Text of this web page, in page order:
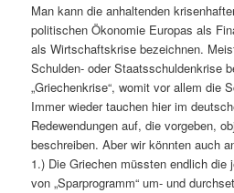
Man kann die anhaltenden
politischen Ökonomie Europas als
als Wirtschaftskrise bezeichnen.
Schulden- oder Staatsschuldenkrise
„Griechenkrise“, womit vor allem die
Immer wieder tauchen hier im
Redewendungen auf, die vorgeben,
beschreiben. Aber wir könnten auch
1.) Die Griechen müssten endlich die
von „Sparprogramm“ um- und